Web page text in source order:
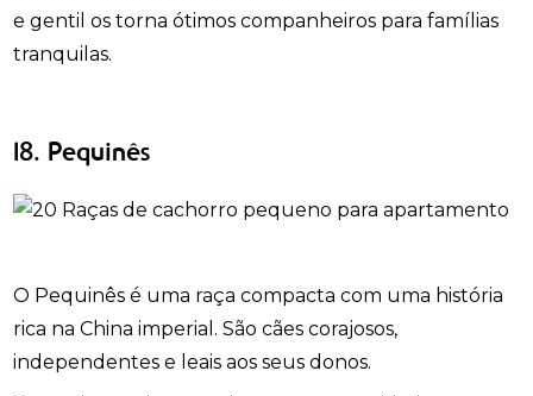
e gentil os torna ótimos companheiros para famílias
tranquilas.
18. Pequinês
O Pequinês é uma raça compacta com uma história
rica na China imperial. São cães corajosos,
independentes e leais aos seus donos.